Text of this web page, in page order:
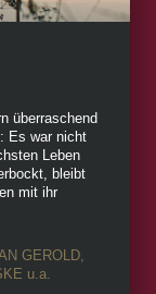
überraschend
Es war nicht
Leben
bleibt
mit ihr
GEROLD,
u.a.